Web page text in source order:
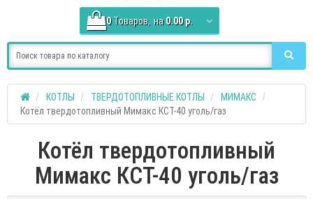
0 Tоваров, на 0.00 р.
КОТЛЫ ТВЕРДОТОПЛИВНЫЕ КОТЛЫ
МИМАКС
Котёл твердотопливный Мимакс КСТ-40 уголь/газ
Котёл твердотопливный
Мимакс КСТ-40 уголь/газ